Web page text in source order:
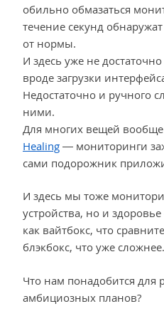
обильно обмазаться
течение секунд
от нормы.
И здесь уже не
вроде загрузки
Недостаточно и ручного
ними.
Для многих вещей
Healing — мониторинги
сами подорожник
И здесь мы тоже
устройства, но и
как вайтбокс, что
блэкбокс, что уже сложнее.
Что нам понадобится для
амбициозных планов?